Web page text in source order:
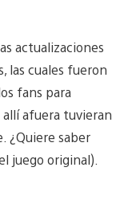
actualizaciones
las cuales fueron
fans para
allí afuera tuvieran
¿Quiere saber
juego original).